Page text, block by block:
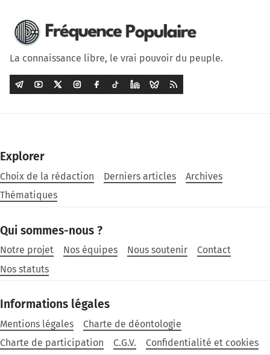
La connaissance libre, le vrai pouvoir du peuple.
Explorer
Choix de la rédaction Derniers articles
Archives
Thématiques
Qui sommes-nous ?
Notre projet Nos équipes Nous soutenir
Contact
Nos statuts
Informations légales
Mentions légales
Charte de déontologie
Charte de participation
C.G.V. Confidentialité et cookies